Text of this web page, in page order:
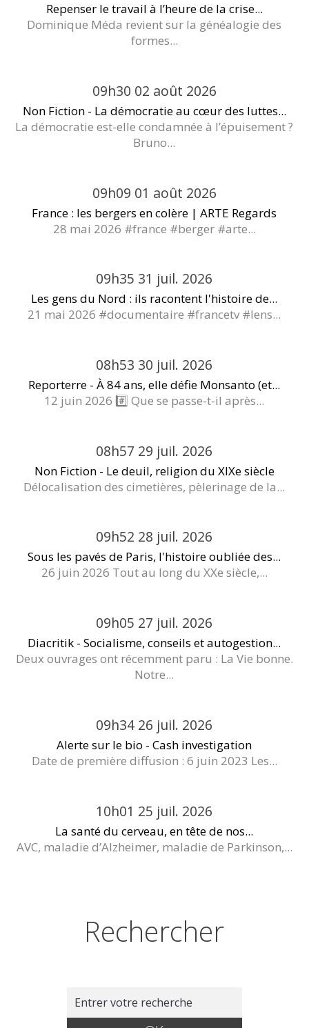
Repenser le travail à l’heure de la crise...
Dominique Méda revient sur la généalogie des
formes...
09h30 02 août 2026
Non Fiction - La démocratie au cœur des luttes...
La démocratie est-elle condamnée à l’épuisement ?
Bruno...
09h09 01 août 2026
France : les bergers en colère | ARTE Regards
28 mai 2026 #france #berger #arte...
09h35 31 juil. 2026
Les gens du Nord : ils racontent l'histoire de...
21 mai 2026 #documentaire #francetv #lens...
08h53 30 juil. 2026
Reporterre - À 84 ans, elle défie Monsanto (et...
12 juin 2026 #️⃣ Que se passe-t-il après...
08h57 29 juil. 2026
Non Fiction - Le deuil, religion du XIXe siècle
Délocalisation des cimetières, pèlerinage de la...
09h52 28 juil. 2026
Sous les pavés de Paris, l'histoire oubliée des...
26 juin 2026 Tout au long du XXe siècle,...
09h05 27 juil. 2026
Diacritik - Socialisme, conseils et autogestion...
Deux ouvrages ont récemment paru : La Vie bonne.
Notre...
09h34 26 juil. 2026
Alerte sur le bio - Cash investigation
Date de première diffusion : 6 juin 2023 Les...
10h01 25 juil. 2026
La santé du cerveau, en tête de nos...
AVC, maladie d’Alzheimer, maladie de Parkinson,...
Rechercher